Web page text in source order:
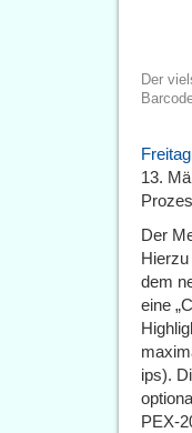
Der
13.
Der
dem
eine
ips).
PEX-